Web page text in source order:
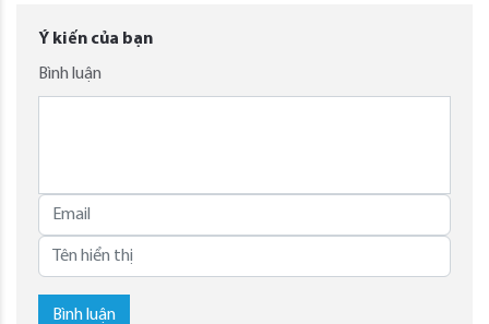
Ý kiến của bạn
Bình luận
Bình luận